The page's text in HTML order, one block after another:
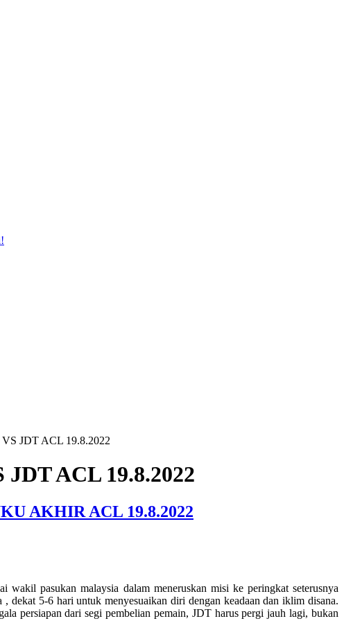
JDT ACL 19.8.2022
ACL 19.8.2022
AKHIR ACL 19.8.2022
pasukan malaysia dalam meneruskan misi ke peringkat seterusnya
dekat 5-6 hari untuk menyesuaikan diri dengan keadaan dan iklim disana.
persiapan dari segi pembelian pemain, JDT harus pergi jauh lagi, bukan